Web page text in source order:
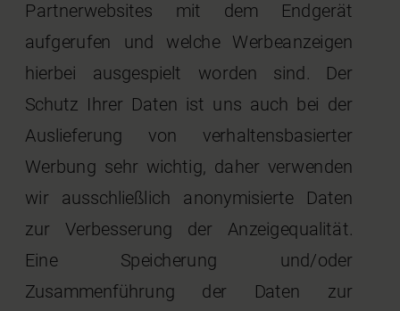
Partnerwebsites mit dem Endgerät
aufgerufen und welche Werbeanzeigen
hierbei ausgespielt worden sind. Der
Schutz Ihrer Daten ist uns auch bei der
Auslieferung von verhaltensbasierter
Werbung sehr wichtig, daher verwenden
wir ausschließlich anonymisierte Daten
zur Verbesserung der Anzeigequalität.
Eine Speicherung und/oder
Zusammenführung der Daten zur